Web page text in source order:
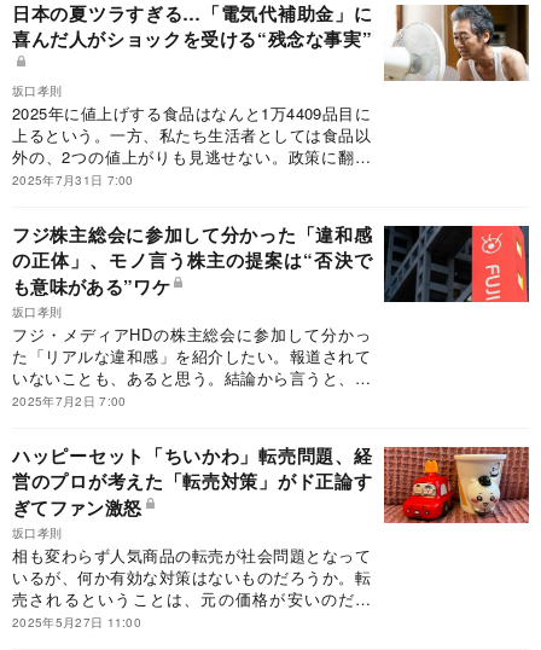
る行為だと思わざるを得ない。
日本の夏ツラすぎる…「電気代補助金」に
喜んだ人がショックを受ける“残念な事実”
坂口孝則
2025年に値上げする食品はなんと1万4409品目に
上るという。一方、私たち生活者としては食品以
外の、2つの値上がりも見逃せない。政策に翻弄
されがちな電気代と薬代だ。値上げラッシュに個
る制度」を紹介しよう。
2025年7月31日 7:00
フジ株主総会に参加して分かった「違和感
の正体」、モノ言う株主の提案は“否決で
も意味がある”ワケ
坂口孝則
フジ・メディアHDの株主総会に参加して分かっ
た「リアルな違和感」を紹介したい。報道されて
いないことも、あると思う。結論から言うと、会
社が変わるきっかけは、モノ言う株主の声である
2025年7月2日 7:00
ハッピーセット「ちいかわ」転売問題、経
営のプロが考えた「転売対策」がド正論す
ぎてファン激怒
坂口孝則
相も変わらず人気商品の転売が社会問題となって
いるが、何か有効な対策はないものだろうか。転
売されるということは、元の価格が安いのだか
ら、値上げすればいいと思うが、そう簡単にはい
2025年5月27日 11:00